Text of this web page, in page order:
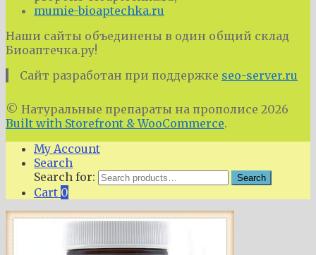
mumie-bioaptechka.ru
Наши сайты объединены в один общий склад
Биоаптечка.ру!
Сайт разработан при поддержке seo-server.ru
© Натуральные препараты на прополисе 2026
Built with Storefront & WooCommerce.
My Account
Search
Search for:
Search
Cart 0